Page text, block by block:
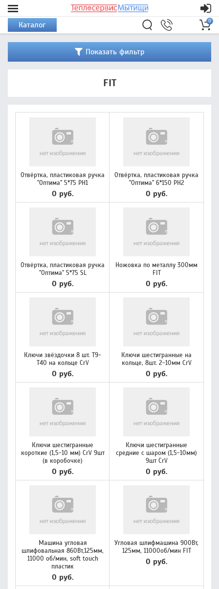
Каталог 0
Показать фильтр
FIT
Отвёртка, пластиковая ручка
"Оптима" 5*75 PH1
0 руб.
Отвёртка, пластиковая ручка
"Оптима" 6*150 PH2
0 руб.
Отвёртка, пластиковая ручка
"Оптима" 5*75 SL
0 руб.
Ножовка по металлу 300мм
FIT
0 руб.
Ключи звёздочки 8 шт. Т9-
Т40 на кольце CrV
0 руб.
Ключи шестигранные на
кольце, 8шт. 2-10мм CrV
0 руб.
Ключи шестигранные
короткие (1,5-10 мм) CrV 9шт
(в коробочке)
0 руб.
Ключи шестигранные
средние с шаром (1,5-10мм)
9шт CrV
0 руб.
Машина угловая
шлифовальная 860Вт,125мм,
11000 об/мин, soft touch
пластик
0 руб.
Угловая шлифмашина 900Вт,
125мм, 11000об/мин FIT
0 руб.